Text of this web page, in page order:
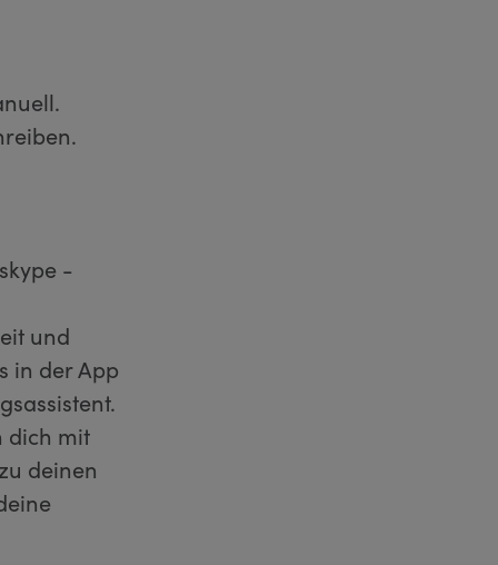
-
und
in der App
dich mit
deinen